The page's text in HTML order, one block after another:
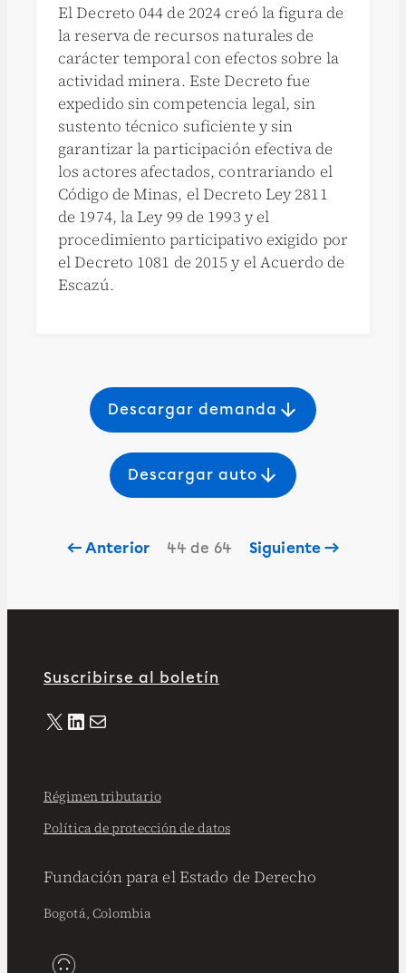
El Decreto 044 de 2024 creó la figura de
la reserva de recursos naturales de
carácter temporal con efectos sobre la
actividad minera. Este Decreto fue
expedido sin competencia legal, sin
sustento técnico suficiente y sin
garantizar la participación efectiva de
los actores afectados, contrariando el
Código de Minas, el Decreto Ley 2811
de 1974, la Ley 99 de 1993 y el
procedimiento participativo exigido por
el Decreto 1081 de 2015 y el Acuerdo de
Escazú.
Descargar demanda arrow_downward
Descargar auto arrow_downward
← Anterior 44 de 64 Siguiente →
Suscribirse al boletín
X LinkedIn Correo electrónico
Fundación para el Estado de Derecho
Bogotá, Colombia
Régimen tributario
Política de protección de datos